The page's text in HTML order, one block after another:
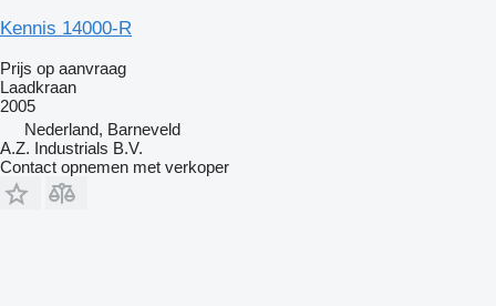
Kennis 14000-R
Prijs op aanvraag
Laadkraan
2005
Nederland, Barneveld
A.Z. Industrials B.V.
Contact opnemen met verkoper